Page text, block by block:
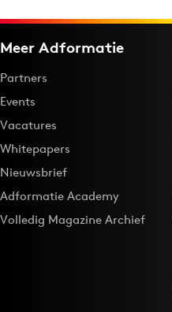
Meer Adformatie
Partners
Events
Vacatures
Whitepapers
Nieuwsbrief
Adformatie Academy
Volledig Magazine Archief